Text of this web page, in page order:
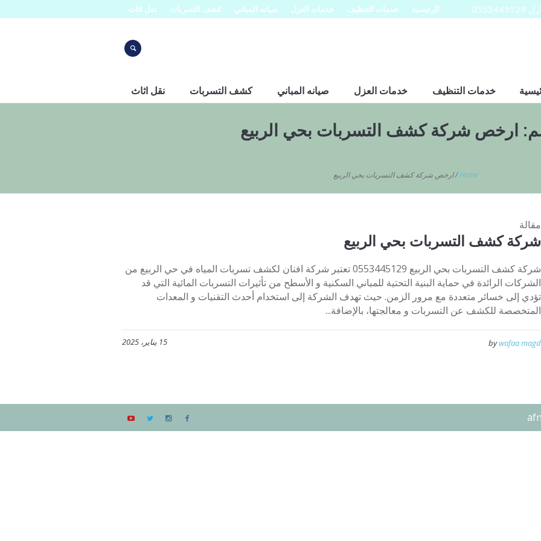
الرئيسية خدمات التنظيف خدمات العزل صيانه المباني كشف التسربات نقل اثاث
خدمات التنظيف خدمات العزل صيانه المباني كشف التسربات نقل اثاث
ارخص شركة كشف التسربات بحي الربيع
Home
/ارخص شركة كشف التسربات بحي الربيع
مقالة
شركة كشف التسربات بحي الربيع
شركة كشف التسربات بحي الربيع 0553445129 تعتبر شركة افنان لكشف تسربات المياه في حي الربيع من
الشركات الرائدة في حماية البنية التحتية للمباني السكنية و الأسطح من تأثيرات التسربات المائية التي قد
تؤدي إلى خسائر متعددة مع مرور الزمن. حيث تهدف الشركة إلى استخدام أحدث التقنيات و المعدات
المتخصصة للكشف عن التسربات و معالجتها، بالإضافة...
15 يناير، 2025 bywafaa magd